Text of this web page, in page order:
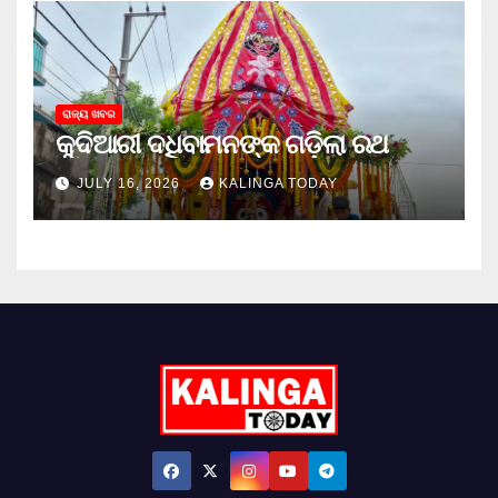
ରାଜ୍ୟ ଖବର
କୁଦିଆରୀ ଦଧିବାମନଙ୍କ ଗଡ଼ିଲା ରଥ
JULY 16, 2026 KALINGA TODAY